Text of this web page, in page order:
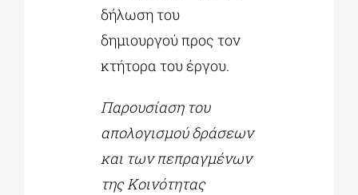
δήλωση του
δημιουργού προς τον
κτήτορα του έργου.
Παρουσίαση του
απολογισμού δράσεων
και των πεπραγμένων
της Κοινότητας